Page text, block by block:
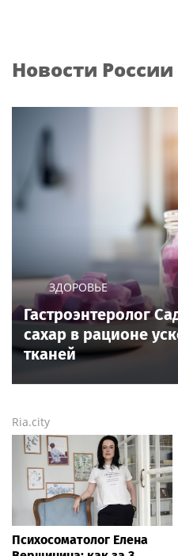
Новости России
ЗДОРОВЬЕ
Гастроэнтеролог
сахар в рационе
тканей
Ria.city
Психосоматолог Елена